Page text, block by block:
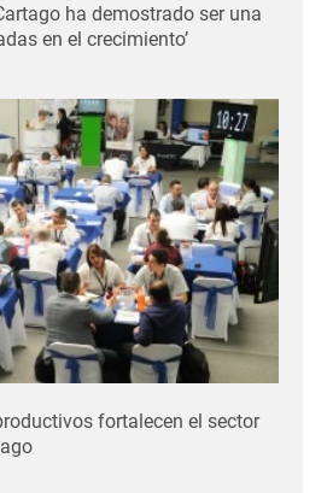
ha demostrado ser una
en el crecimiento’
fortalecen el sector